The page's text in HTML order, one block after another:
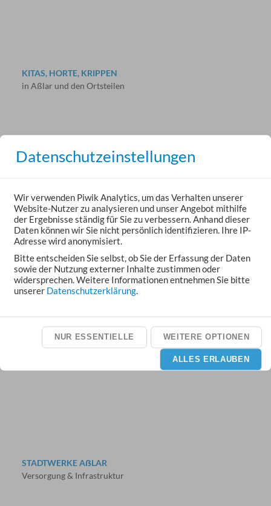
KITAS, HORTE, KRIPPEN
in Aßlar und den Ortsteilen
KONTAKT-ZENTRUM
Kontakt- und Beratungsstelle
SOZIALSTATION AẞLAR
Pflege und hauswirtschaftliche Versorgung
STADTWERKE AẞLAR
Versorgung & Infrastruktur
Datenschutzeinstellungen
Wir verwenden Piwik Analytics, um das Verhalten unserer
Website-Nutzer zu analysieren und unser Angebot mithilfe
der Ergebnisse ständig für Sie zu verbessern. Anhand dieser
Daten können wir Sie nicht persönlich identifizieren. Ihre IP-
Adresse wird anonymisiert.
Bitte entscheiden Sie selbst, ob Sie der Erfassung der Daten
sowie der Nutzung externer Inhalte zustimmen oder
widersprechen. Weitere Informationen entnehmen Sie bitte
unserer Datenschutzerklärung.
NUR ESSENTIELLE WEITERE OPTIONEN
ALLES ERLAUBEN